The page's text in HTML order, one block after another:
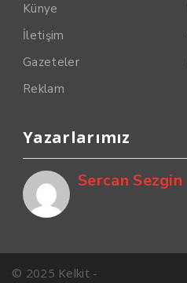
Künye
İletişim
Gazeteler
Reklam
Yazarlarımız
Sercan Sezgin
© 2025 Kelkit -